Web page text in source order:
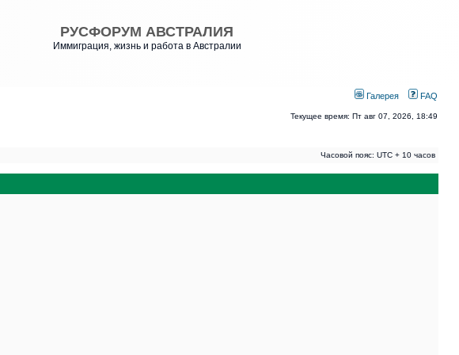
РУСФОРУМ АВСТРАЛИЯ
Иммиграция, жизнь и работа в Австралии
Галерея FAQ
Текущее время: Пт авг 07, 2026, 18:49
Часовой пояс: UTC + 10 часов